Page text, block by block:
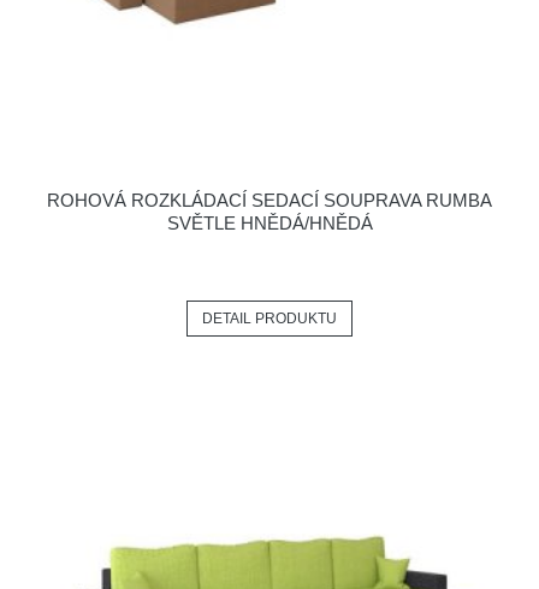
ROHOVÁ ROZKLÁDACÍ SEDACÍ SOUPRAVA RUMBA
SVĚTLE HNĚDÁ/HNĚDÁ
DETAIL PRODUKTU